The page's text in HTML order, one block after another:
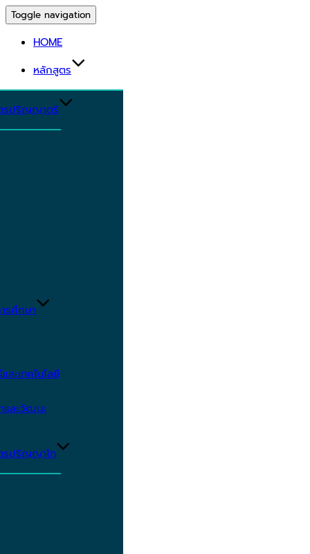
Toggle navigation
HOME
หลักสูตร
รปริญญาตรี
รศึกษา
ะเทคโนโลยี
และวัฒนะ
รปริญญาโท